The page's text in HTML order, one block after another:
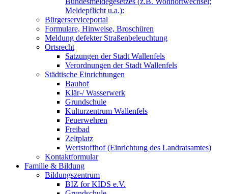
Meldepflicht u.a.):
Bürgerserviceportal
Formulare, Hinweise, Broschüren
Meldung defekter Straßenbeleuchtung
Ortsrecht
Satzungen der Stadt Wallenfels
Verordnungen der Stadt Wallenfels
Städtische Einrichtungen
Bauhof
Klär-/ Wasserwerk
Grundschule
Kulturzentrum Wallenfels
Feuerwehren
Freibad
Zeltplatz
Wertstoffhof (Einrichtung des Landratsamtes)
Kontaktformular
Familie & Bildung
Bildungszentrum
BIZ for KIDS e.V.